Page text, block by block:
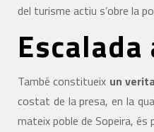
del turisme actiu s’obre la
Escalada
També constitueix un
costat de la presa, en la
mateix poble de Sopeira,